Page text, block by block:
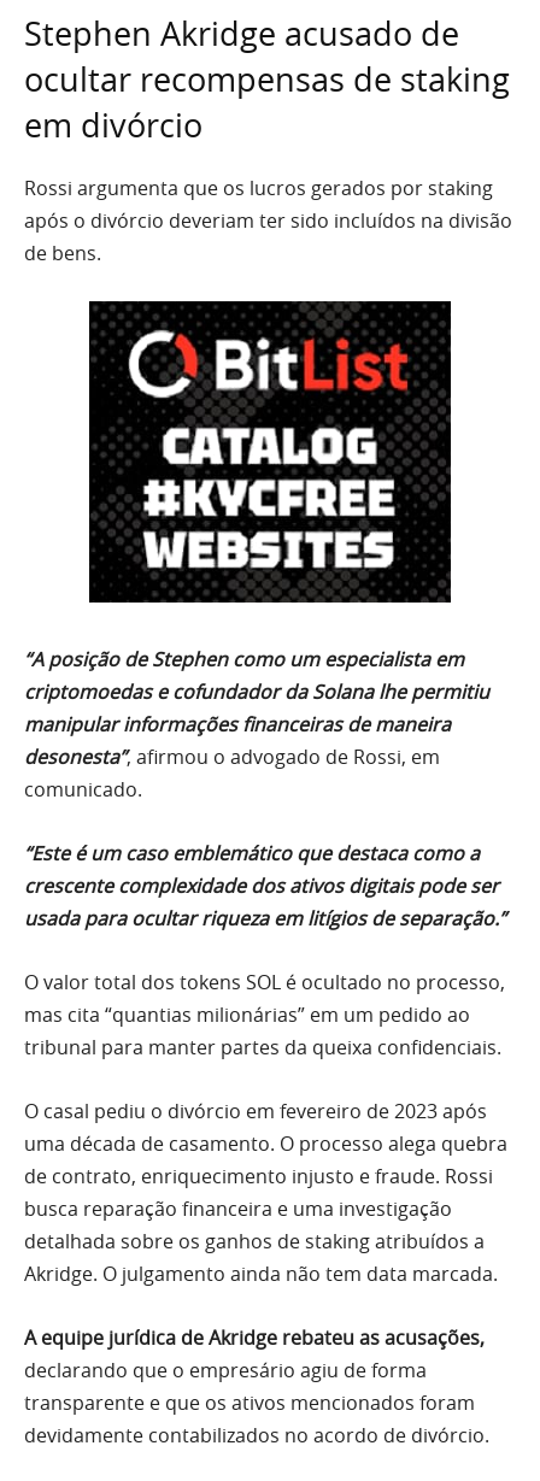
Stephen Akridge acusado de
ocultar recompensas de staking
em divórcio
Rossi argumenta que os lucros gerados por staking
após o divórcio deveriam ter sido incluídos na divisão
de bens.
“A posição de Stephen como um especialista em
criptomoedas e cofundador da Solana lhe permitiu
manipular informações financeiras de maneira
desonesta”, afirmou o advogado de Rossi, em
comunicado.
“Este é um caso emblemático que destaca como a
crescente complexidade dos ativos digitais pode ser
usada para ocultar riqueza em litígios de separação.”
O valor total dos tokens SOL é ocultado no processo,
mas cita “quantias milionárias” em um pedido ao
tribunal para manter partes da queixa confidenciais.
O casal pediu o divórcio em fevereiro de 2023 após
uma década de casamento. O processo alega quebra
de contrato, enriquecimento injusto e fraude. Rossi
busca reparação financeira e uma investigação
detalhada sobre os ganhos de staking atribuídos a
Akridge. O julgamento ainda não tem data marcada.
A equipe jurídica de Akridge rebateu as acusações,
declarando que o empresário agiu de forma
transparente e que os ativos mencionados foram
devidamente contabilizados no acordo de divórcio.